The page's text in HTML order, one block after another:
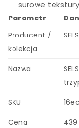
surowe
Parametr
Producent /
kolekcja
Nazwa
SKU
Cena 439